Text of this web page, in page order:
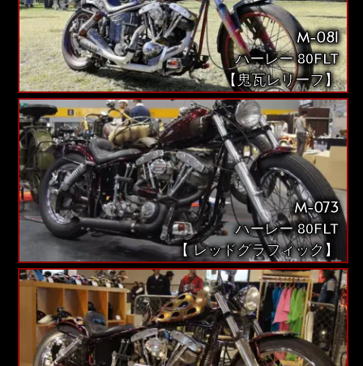
M-081
ハーレー 80FLT
【鬼瓦レリーフ】
M-073
ハーレー 80FLT
【 レッドグラフィック】